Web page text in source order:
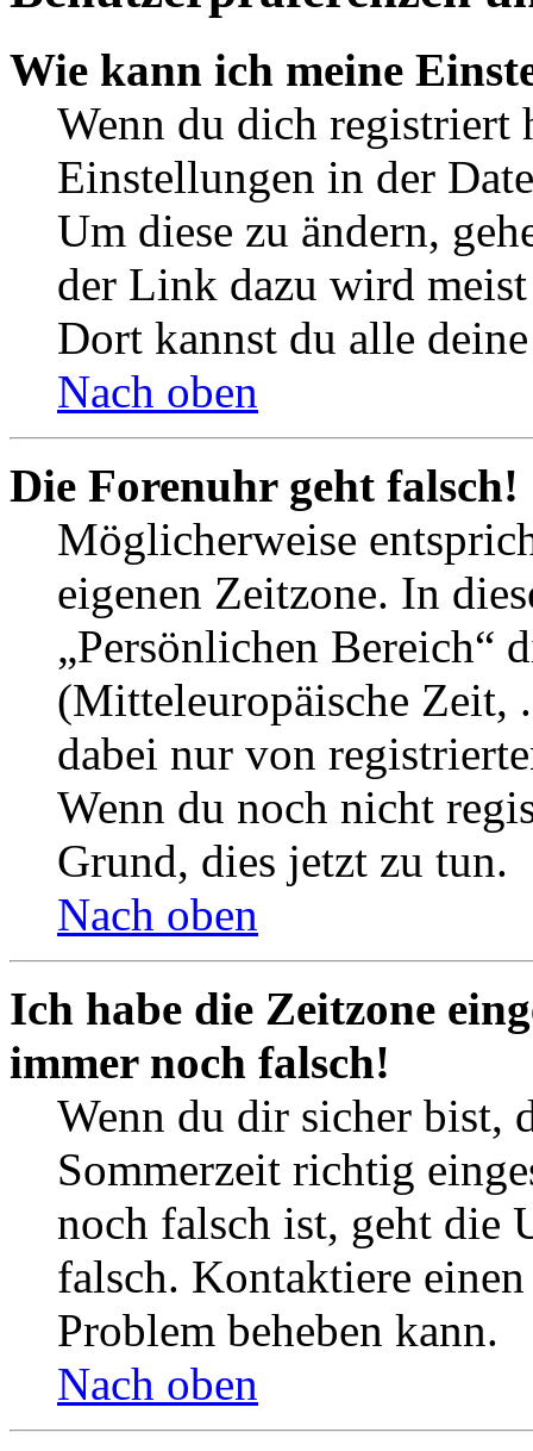
Wie kann ich meine
Wenn du dich registriert
Einstellungen in der
Um diese zu ändern,
der Link dazu wird
Dort kannst du alle
Nach oben
Die Forenuhr geht falsch!
Möglicherweise
eigenen Zeitzone. In
„Persönlichen Bereich“
(Mitteleuropäische Zeit,
dabei nur von
Wenn du noch nicht
Grund, dies jetzt zu tun.
Nach oben
Ich habe die Zeitzone
immer noch falsch!
Wenn du dir sicher bist,
Sommerzeit richtig
noch falsch ist, geht die
falsch. Kontaktiere
Problem beheben kann.
Nach oben